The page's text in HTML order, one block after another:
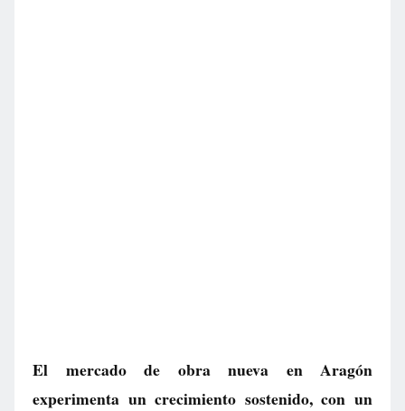
El mercado de obra nueva en Aragón
experimenta un crecimiento sostenido, con un